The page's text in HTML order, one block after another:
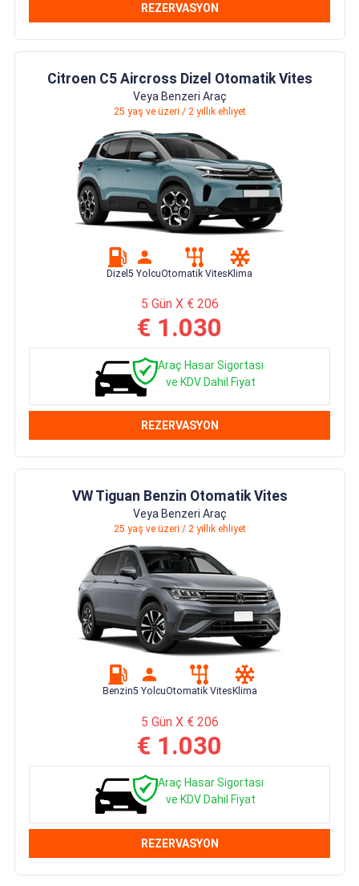
REZERVASYON
Citroen C5 Aircross Dizel Otomatik Vites
Veya Benzeri Araç
25 yaş ve üzeri / 2 yıllık ehliyet
Dizel 5 YolcuOtomatik VitesKlima
5 Gün X € 206
€ 1.030
Araç Hasar Sigortası
ve KDV Dahil Fiyat
REZERVASYON
VW Tiguan Benzin Otomatik Vites
Veya Benzeri Araç
25 yaş ve üzeri / 2 yıllık ehliyet
Benzin5 YolcuOtomatik Vites Klima
5 Gün X € 206
€ 1.030
Araç Hasar Sigortası
ve KDV Dahil Fiyat
REZERVASYON